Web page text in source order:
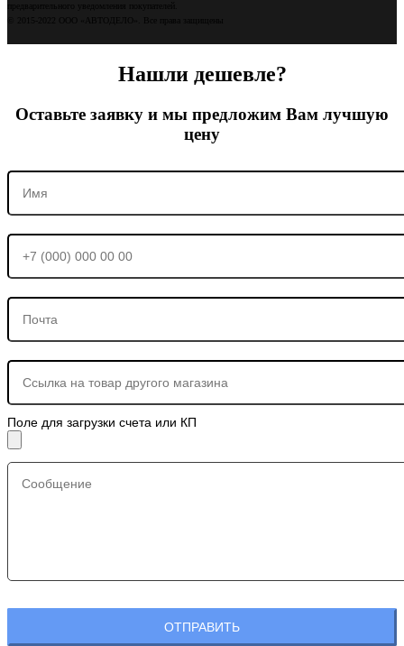
предварительного уведомления покупателей.
© 2015-2022 ООО «АВТОДЕЛО». Все права защищены
Нашли дешевле?
Оставьте заявку и мы предложим Вам лучшую
цену
Поле для загрузки счета или КП